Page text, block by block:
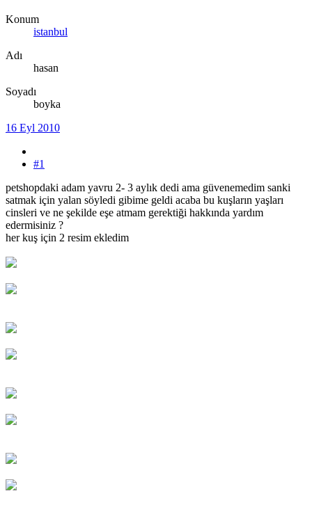
Konum
istanbul
Adı
hasan
Soyadı
boyka
16 Eyl 2010
#1
petshopdaki adam yavru 2- 3 aylık dedi ama güvenemedim sanki
satmak için yalan söyledi gibime geldi acaba bu kuşların yaşları
cinsleri ve ne şekilde eşe atmam gerektiği hakkında yardım
edermisiniz ?
her kuş için 2 resim ekledim